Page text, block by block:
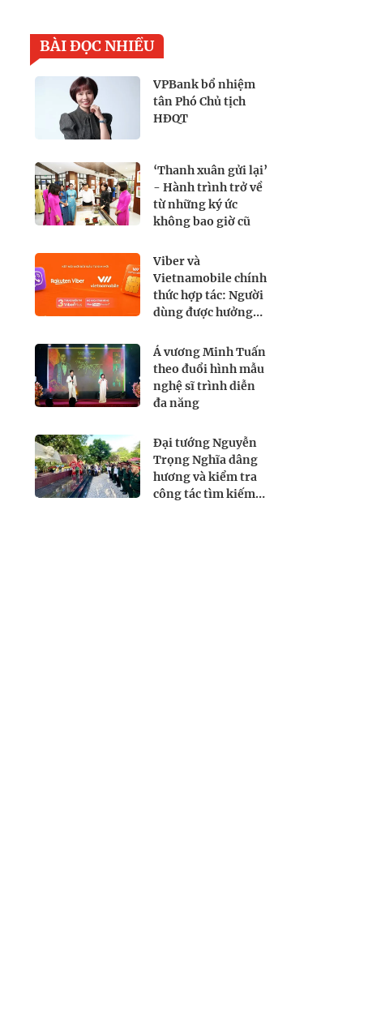
BÀI ĐỌC NHIỀU
VPBank bổ nhiệm
tân Phó Chủ tịch
HĐQT
‘Thanh xuân gửi lại’
- Hành trình trở về
từ những ký ức
không bao giờ cũ
Viber và
Vietnamobile chính
thức hợp tác: Người
dùng được hưởng
Á vương Minh Tuấn
theo đuổi hình mẫu
nghệ sĩ trình diễn
đa năng
Đại tướng Nguyễn
Trọng Nghĩa dâng
hương và kiểm tra
công tác tìm kiếm,